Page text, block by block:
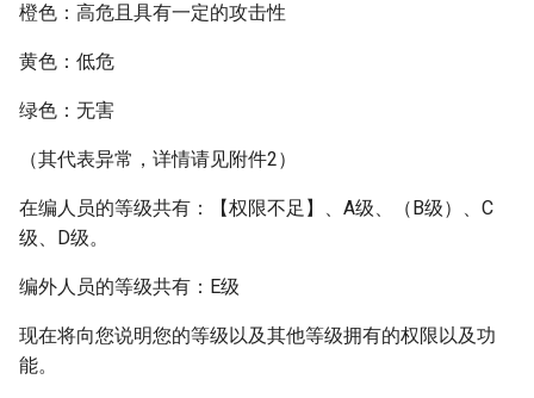
橙色：高危且具有一定的攻击性
黄色：低危
绿色：无害
（其代表异常，详情请见附件2）
在编人员的等级共有：【权限不足】、A级、（B级）、C
级、D级。
编外人员的等级共有：E级
现在将向您说明您的等级以及其他等级拥有的权限以及功
能。